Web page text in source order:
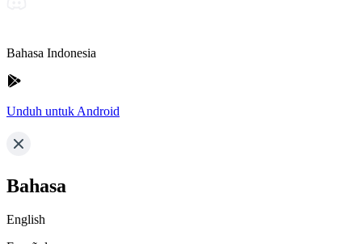
Bahasa Indonesia
Unduh untuk Android
Bahasa
English